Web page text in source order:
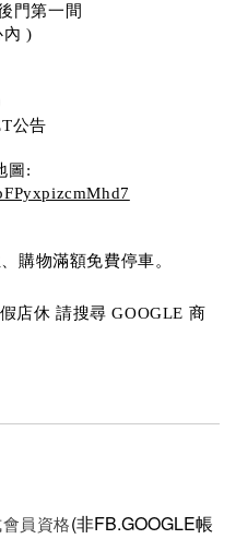
門第一間
內 )
公告
圖:
購物滿額免費停車。
店休 請搜尋 GOOGLE 商
員資格(非FB.GOOGLE帳